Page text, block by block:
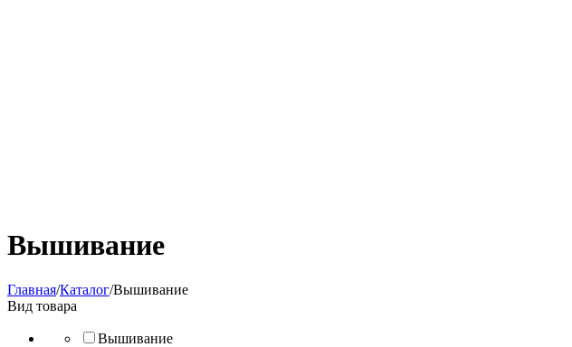
Вышивание
Главная/Каталог/Вышивание
Вид товара
Вышивание